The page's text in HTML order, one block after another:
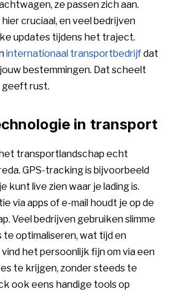
ze passen zich aan.
cruciaal, en veel bedrijven
updates tijdens het traject.
internationaal transportbedrijfdat
bestemmingen. Dat scheelt
geeft rust.
in transport
transportlandschap echt
GPS-tracking is bijvoorbeeld
kunt live zien waar je lading is.
via apps of e-mail houdt je op de
Veel bedrijven gebruiken slimme
optimaliseren, wat tijd en
het persoonlijk fijn om via een
te krijgen, zonder steeds te
ook eens handige tools op